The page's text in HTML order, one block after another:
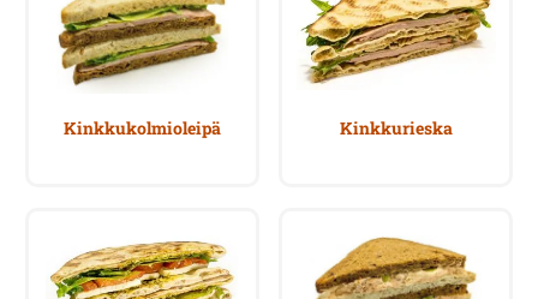
Kinkkukolmioleipä Kinkkurieska